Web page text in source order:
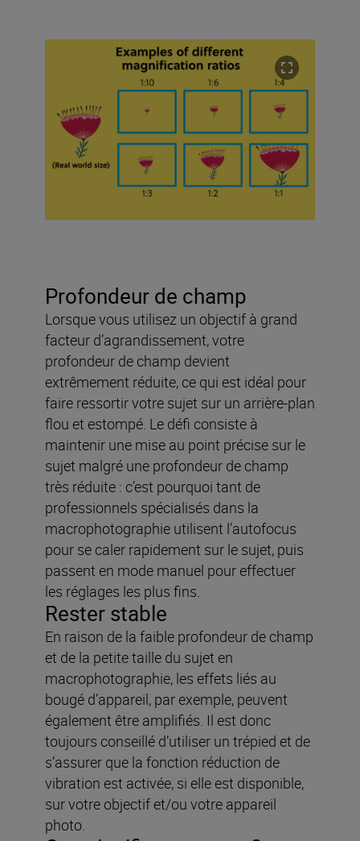
Profondeur de champ
Lorsque vous utilisez un objectif à grand
facteur d’agrandissement, votre
profondeur de champ devient
extrêmement réduite, ce qui est idéal pour
faire ressortir votre sujet sur un arrière-plan
flou et estompé. Le défi consiste à
maintenir une mise au point précise sur le
sujet malgré une profondeur de champ
très réduite : c’est pourquoi tant de
professionnels spécialisés dans la
macrophotographie utilisent l’autofocus
pour se caler rapidement sur le sujet, puis
passent en mode manuel pour effectuer
les réglages les plus fins.
Rester stable
En raison de la faible profondeur de champ
et de la petite taille du sujet en
macrophotographie, les effets liés au
bougé d’appareil, par exemple, peuvent
également être amplifiés. Il est donc
toujours conseillé d’utiliser un trépied et de
s’assurer que la fonction réduction de
vibration est activée, si elle est disponible,
sur votre objectif et/ou votre appareil
photo.